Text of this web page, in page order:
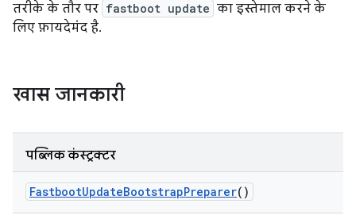
तरीके के तौर पर fastboot update का इस्तेमाल करने के
लिए फ़ायदेमंद है.
खास जानकारी
पब्लिक कंस्ट्रक्टर
FastbootUpdateBootstrapPreparer()